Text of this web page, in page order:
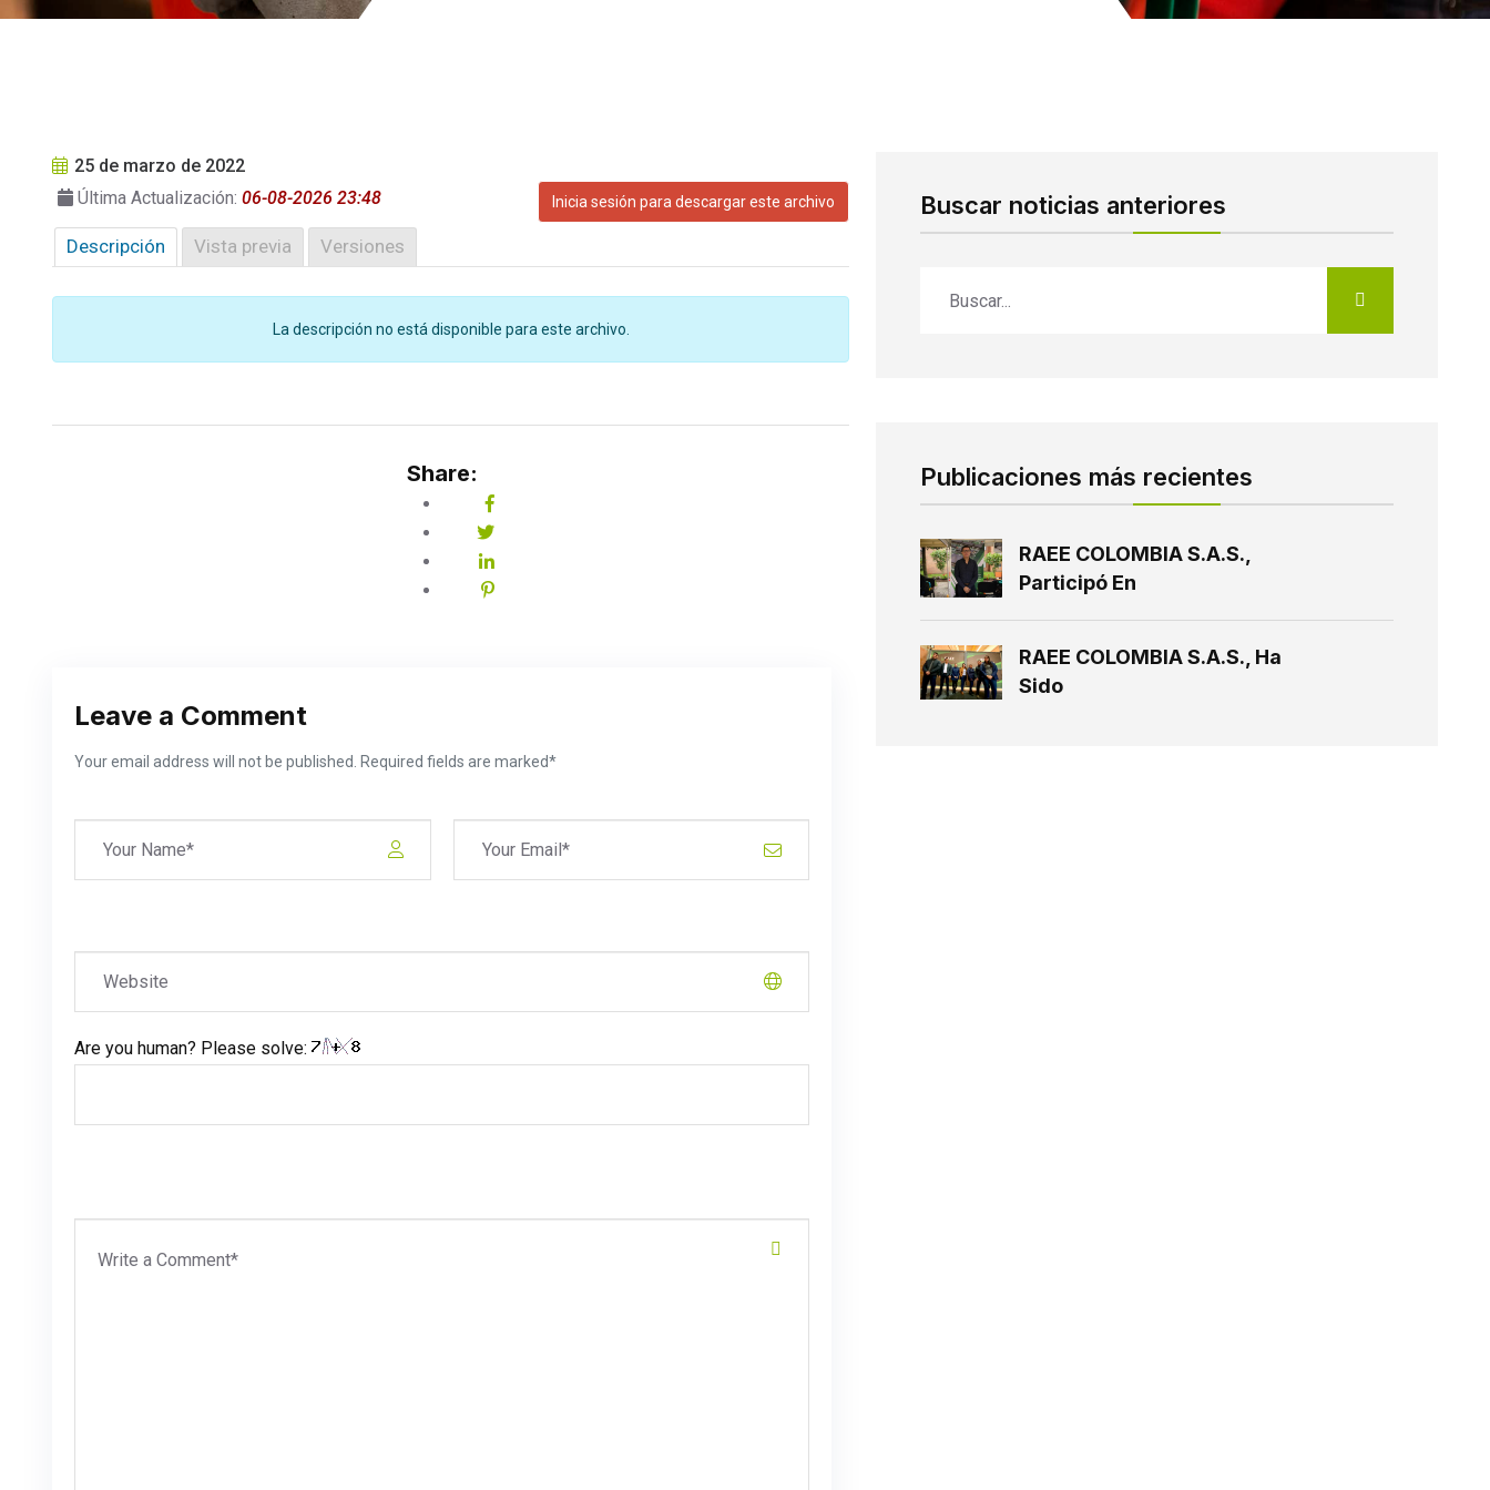
25 de marzo de 2022
Inicia sesión para descargar este archivo
Última Actualización: 06-08-2026 23:48
Descripción Vista previa Versiones
La descripción no está disponible para este archivo.
Share:
Leave a Comment
Your email address will not be published. Required fields are marked*
Are you human? Please solve:
Buscar noticias anteriores
Publicaciones más recientes
RAEE COLOMBIA S.A.S.,
Participó En
RAEE COLOMBIA S.A.S., Ha
Sido